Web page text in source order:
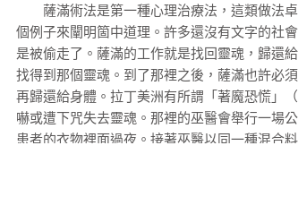
西元1874年／先天本質或後天養成
西元1874年／實驗心理學
西元1877年／嬰兒日誌
西元1879年／心理測時法
西元1880年／安娜．歐
西元1885年／妥瑞症
西元1885年／多重人格疾患
為總裁（甚至當上美國心理學學會的會長），
在那個時代，貧民區生活就是一無所有的人
者；有些我以為良善的孩子，最後卻做出很壞
致，因為那些人的行為舉止就是想讓那群孩子
身體。在我看來，那群孩子和我另一群沒有逾
持積極價值觀的那群人，比較可能來自父親大
不過連我們大半保持良善的孩子，都有個東
薩滿術法是第一種心理治療法，這類做法卓
個例子來闡明箇中道理。許多還沒有文字的社
是被偷走了。薩滿的工作就是找回靈魂，歸還
找得到那個靈魂。到了那裡之後，薩滿也許必
再歸還給身體。拉丁美洲有所謂「著魔恐慌」
嚇或遭下咒失去靈魂。那裡的巫醫會舉行一場
患者的衣物裡面過夜。接著巫醫以同一種混合